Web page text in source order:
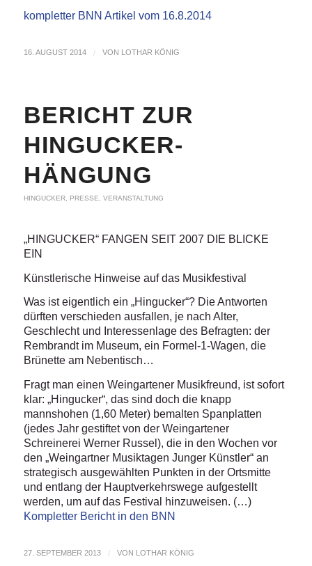
kompletter BNN Artikel vom 16.8.2014
16. AUGUST 2014 / VON LOTHAR KÖNIG
BERICHT ZUR
HINGUCKER-
HÄNGUNG
HINGUCKER, PRESSE VERANSTALTUNG
„HINGUCKER“ FANGEN SEIT 2007 DIE BLICKE
EIN
Künstlerische Hinweise auf das Musikfestival
Was ist eigentlich ein „Hingucker“? Die Antworten
dürften verschieden ausfallen, je nach Alter,
Geschlecht und Interessenlage des Befragten: der
Rembrandt im Museum, ein Formel-1-Wagen, die
Brünette am Nebentisch…
Fragt man einen Weingartener Musikfreund, ist sofort
klar: „Hingucker“, das sind doch die knapp
mannshohen (1,60 Meter) bemalten Spanplatten
(jedes Jahr gestiftet von der Weingartener
Schreinerei Werner Russel), die in den Wochen vor
den „Weingartner Musiktagen Junger Künstler“ an
strategisch ausgewählten Punkten in der Ortsmitte
und entlang der Hauptverkehrswege aufgestellt
werden, um auf das Festival hinzuweisen. (…)
Kompletter Bericht in den BNN
27. SEPTEMBER 2013 / VON LOTHAR KÖNIG